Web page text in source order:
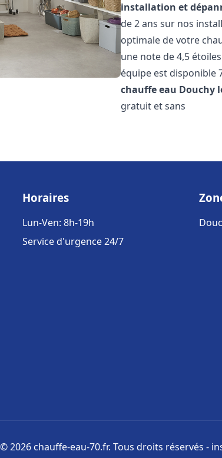
installation et
de 2 ans sur nos
optimale de votre
une note de 4,5
équipe est disponible
chauffe eau Douchy
gratuit et sans
Horaires
Lun-Ven: 8h-19h
Service d'urgence 24/7
© 2026 chauffe-eau-70.fr. Tous droits réservés -